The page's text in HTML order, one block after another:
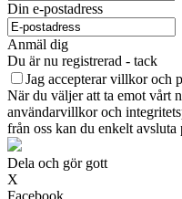
Din e-postadress
Anmäl dig
Du är nu registrerad - tack
Jag accepterar villkor och
När du väljer att ta emot vårt
användarvillkor och
från oss kan du enkelt avsluta
Dela och gör gott
X